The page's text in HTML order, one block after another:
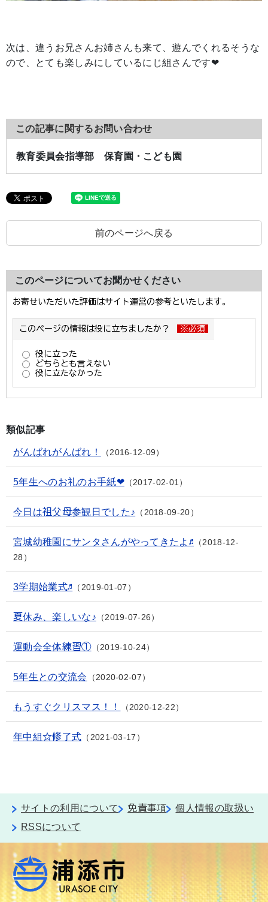
次は、違うお兄さんお姉さんも来て、遊んでくれるそうな
ので、とても楽しみにしているにじ組さんです❤
この記事に関するお問い合わせ
教育委員会指導部 保育園・こども園
前のページへ戻る
このページについてお聞かせください
類似記事
がんばれがんばれ！ 2016-12-09
5年生へのお礼のお手紙❤ 2017-02-01
今日は祖父母参観日でした♪ 2018-09-20
宮城幼稚園にサンタさんがやってきたよ♬
2018-12-
28
3学期始業式♬ 2019-01-07
夏休み、楽しいな♪ 2019-07-26
運動会全体練習① 2019-10-24
5年生との交流会 2020-02-07
もうすぐクリスマス！！ 2020-12-22
年中組☆修了式 2021-03-17
サイトの利用について 免責事項
個人情報の取扱い
RSSについて